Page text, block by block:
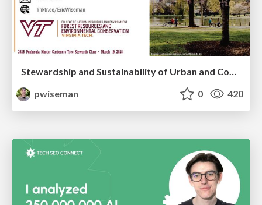
Stewardship and Sustainability of Urban and Community Forests
pwiseman
0 420